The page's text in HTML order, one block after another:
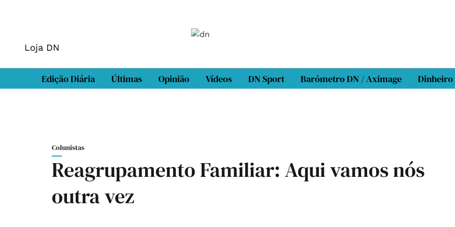
Loja DN
Edição Diária Últimas Opinião Vídeos DN Sport Barómetro DN / Aximage Dinheiro
Colunistas
Reagrupamento Familiar: Aqui vamos nós
outra vez